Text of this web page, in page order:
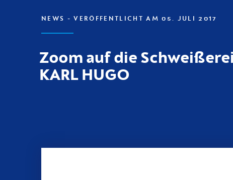
NEWS - VERÖFFENTLICHT AM 05. JULI 2017
Zoom auf die
KARL HUGO